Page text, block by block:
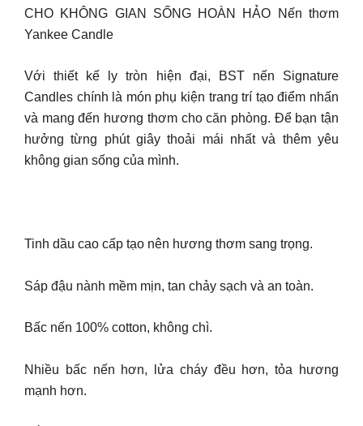
CHO KHÔNG GIAN SỐNG HOÀN HẢO Nến thơm
Yankee Candle
Với thiết kế ly tròn hiện đại, BST nến Signature
Candles chính là món phụ kiện trang trí tạo điểm nhấn
và mang đến hương thơm cho căn phòng. Để bạn tận
hưởng từng phút giây thoải mái nhất và thêm yêu
không gian sống của mình.
Tinh dầu cao cấp tạo nên hương thơm sang trọng.
Sáp đậu nành mềm mịn, tan chảy sạch và an toàn.
Bấc nến 100% cotton, không chì.
Nhiều bấc nến hơn, lửa cháy đều hơn, tỏa hương
mạnh hơn.